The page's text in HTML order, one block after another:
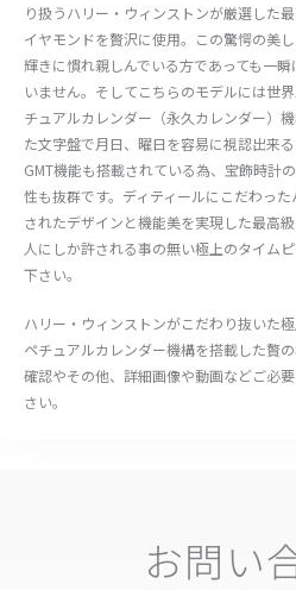
り扱うハリー・ウィンストンが厳選した
イヤモンドを贅沢に使用。この驚愕の美
輝きに慣れ親しんでいる方であっても一
いません。そしてこちらのモデルには世
チュアルカレンダー（永久カレンダー）
た文字盤で月日、曜日を容易に視認出来
GMT機能も搭載されている為、宝飾時計
性も抜群です。ディティールにこだわっ
されたデザインと機能美を実現した最高
人にしか許される事の無い極上のタイム
下さい。
ハリー・ウィンストンがこだわり抜いた
ペチュアルカレンダー機構を搭載した贅
確認やその他、詳細画像や動画などご必
さい。
お問い